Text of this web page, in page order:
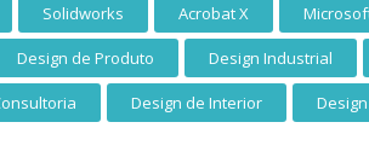
Solidworks Acrobat X
Design de Produto Design Industrial
Design de Interior